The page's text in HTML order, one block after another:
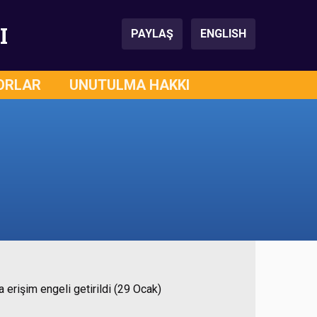
PAYLAŞ ENGLISH
UNUTULMA HAKKI
erişim engeli getirildi (29 Ocak)